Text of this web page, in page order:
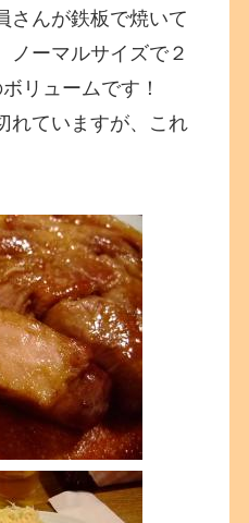
さんが鉄板で焼いて
ノーマルサイズで２
リュームです！
れていますが、これ